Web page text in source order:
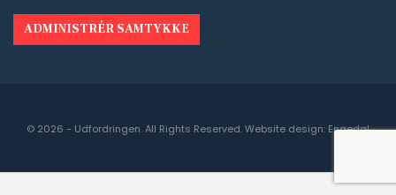
ADMINISTRÉR SAMTYKKE
© 2026 - Udfordringen. All Rights Reserved.Website design: Engedal